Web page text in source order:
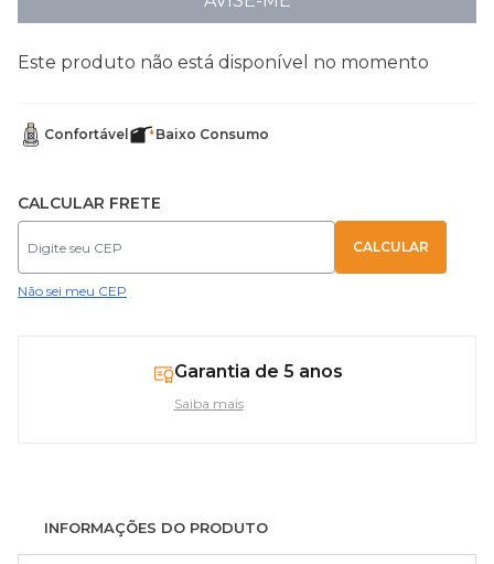
Este produto não está disponível no momento
Confortável Baixo Consumo
CALCULAR FRETE
Não sei meu CEP
Garantia de 5 anos
Saiba mais
INFORMAÇÕES DO PRODUTO